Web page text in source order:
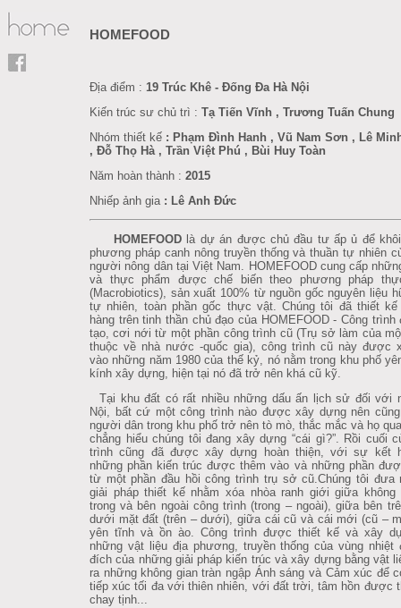
HOMEFOOD
Địa điểm : 19 Trúc Khê - Đống Đa Hà Nội
Kiến trúc sư chủ trì : Tạ Tiến Vĩnh , Trương Tuấn Chung
Nhóm thiết kế : Phạm Đình Hanh , Vũ Nam Sơn , Lê
, Đỗ Thọ Hà , Trần Việt Phú , Bùi Huy Toàn
Năm hoàn thành : 2015
Nhiếp ảnh gia: Lê Anh Đức
HOMEFOODlà dự án được chủ đầu tư ấp ủ để
phương pháp canh nông truyền thống và thuần tự nhiên
người nông dân tại Việt Nam. HOMEFOOD cung cấp
và thực phẩm được chế biến theo phương pháp
(Macrobiotics), sản xuất 100% từ nguồn gốc nguyên liệu
tự nhiên, toàn phần gốc thực vật. Chúng tôi đã thiết kế
hàng trên tinh thần chủ đạo của HOMEFOOD - Công
tạo, cơi nới từ một phần công trình cũ (Trụ sở làm của
thuộc về nhà nước -quốc gia), công trình cũ này được
vào những năm 1980 của thế kỷ, nó nằm trong khu phố
kính xây dựng, hiện tại nó đã trở nên khá cũ kỹ.
Tại khu đất có rất nhiều những dấu ấn lịch sử đối với
Nội, bất cứ một công trình nào được xây dựng nên
người dân trong khu phố trở nên tò mò, thắc mắc và họ
chẳng hiểu chúng tôi đang xây dựng “cái gì?”. Rồi cuối
trình cũng đã được xây dựng hoàn thiện, với sự kết
những phần kiến trúc được thêm vào và những phần
từ một phần đầu hồi công trình trụ sở cũ.Chúng tôi đưa
giải pháp thiết kế nhằm xóa nhòa ranh giới giữa không
trong và bên ngoài công trình (trong – ngoài), giữa bên
dưới mặt đất (trên – dưới), giữa cái cũ và cái mới (cũ –
yên tĩnh và ồn ào. Công trình được thiết kế và xây
những vật liệu địa phương, truyền thống của vùng nhiệt
đích của những giải pháp kiến trúc và xây dựng bằng vật
ra những không gian tràn ngập Ánh sáng và Cảm xúc để
tiếp xúc tối đa với thiên nhiên, với đất trời, tâm hồn được
chay tịnh...